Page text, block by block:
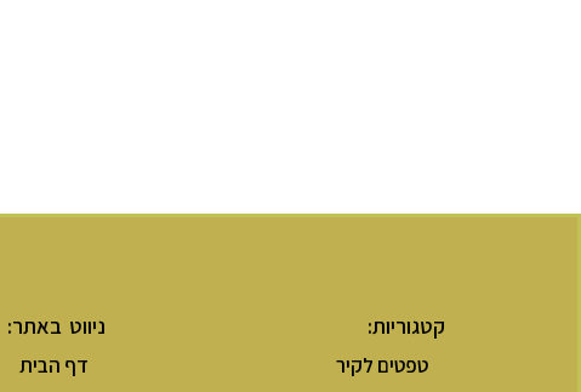
קטגוריות:
טפטים לקיר
ניווט באתר:
דף הבית